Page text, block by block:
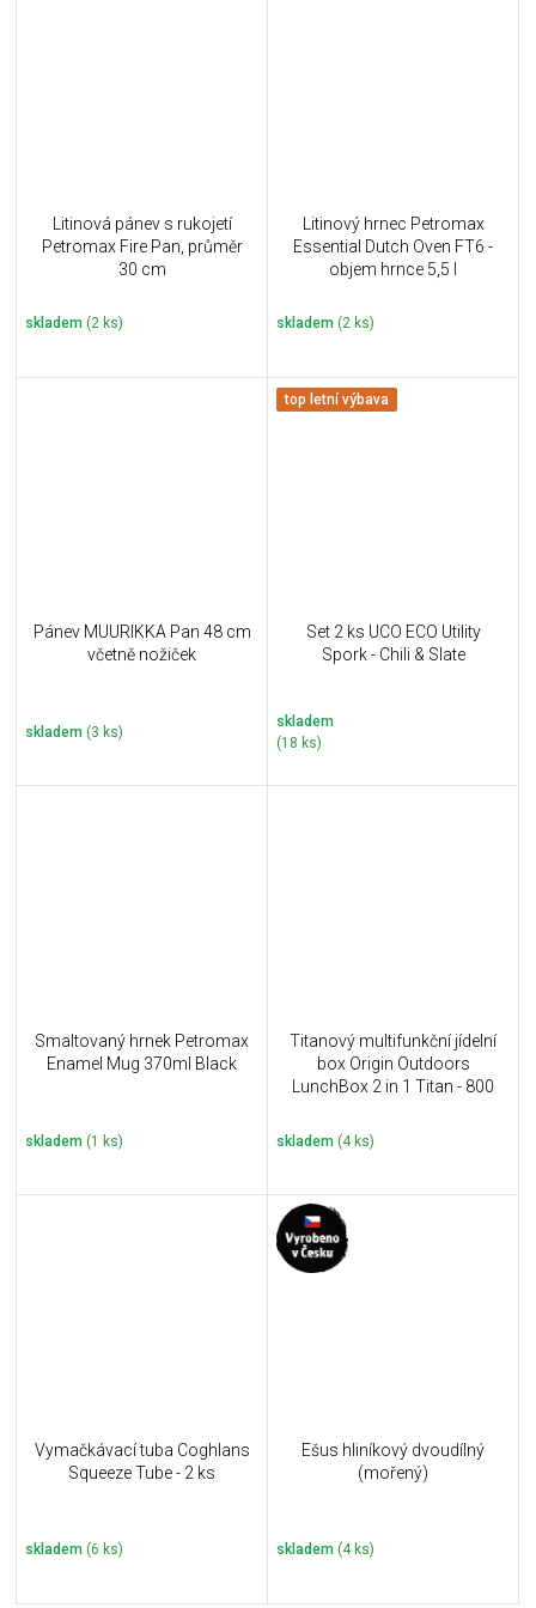
Litinová pánev s rukojetí
Petromax Fire Pan, průměr
30 cm
skladem (2 ks)
Litinový hrnec Petromax
Essential Dutch Oven FT6 -
objem hrnce 5,5 l
skladem (2 ks)
Pánev MUURIKKA Pan 48 cm
včetně nožiček
skladem (3 ks)
top letní výbava
Set 2 ks UCO ECO Utility
Spork - Chili & Slate
skladem
(18 ks)
Smaltovaný hrnek Petromax
Enamel Mug 370ml Black
skladem (1 ks)
Titanový multifunkční jídelní
box Origin Outdoors
LunchBox 2 in 1 Titan - 800
skladem (4 ks)
Vymačkávací tuba Coghlans
Squeeze Tube - 2 ks
skladem (6 ks)
Ešus hliníkový dvoudílný
(mořený)
skladem (4 ks)